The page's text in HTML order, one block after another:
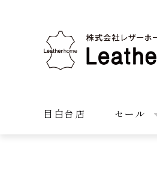
株式会社レザーホーム
目白台店 セール